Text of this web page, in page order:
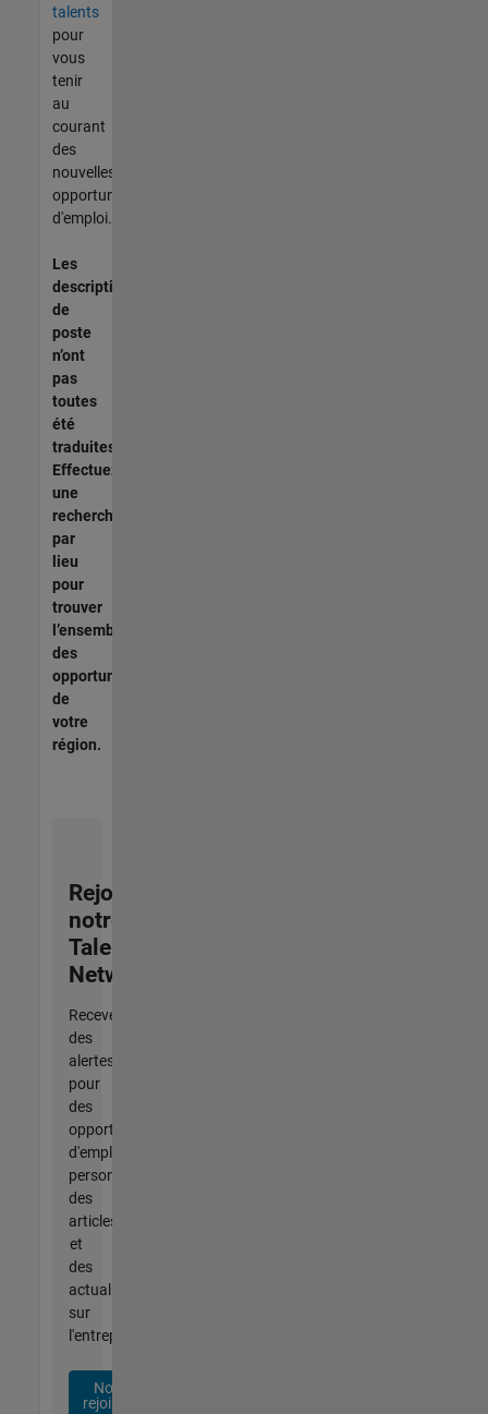
talents
pour
vous
tenir
au
courant
des
nouvelles
opportunités
d'emploi.
Les
descriptions
de
poste
n’ont
pas
toutes
été
traduites.
Effectuez
une
recherche
par
lieu
pour
trouver
l’ensemble
des
opportunités
de
votre
région.
Rejoignez
notre
Talent
Network
Recevez
des
alertes
pour
des
opportunités
d'emploi
personnalisées,
des
articles
et
des
actualités
sur
l'entreprise.
Nous
rejoindre